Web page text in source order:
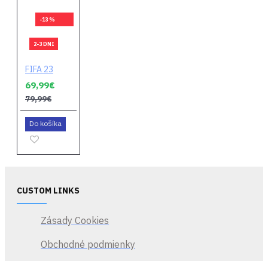
-13 %
2-3 DNI
FIFA 23
69,99€
79,99€
Do košíka
CUSTOM LINKS
Zásady Cookies
Obchodné podmienky